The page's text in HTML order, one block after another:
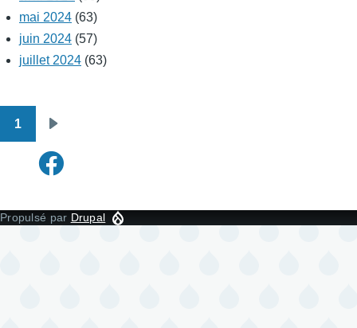
mai 2024 (63)
juin 2024 (57)
juillet 2024 (63)
Pagination
1
suivante
Propulsé par Drupal